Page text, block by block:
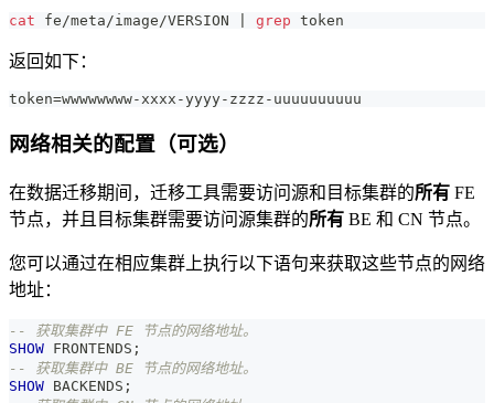
cat fe/meta/image/VERSION grep token
返回如下：
token=wwwwwwww-xxxx-yyyy-zzzz-uuuuuuuuuu
网络相关的配置（可选）
在数据迁移期间，迁移工具需要访问源和目标集群的所有 FE
节点，并且目标集群需要访问源集群的所有 BE 和 CN 节点。
您可以通过在相应集群上执行以下语句来获取这些节点的网络
地址：
-- 获取集群中 FE 节点的网络地址。
SHOW FRONTENDS ;
-- 获取集群中 BE 节点的网络地址。
SHOW BACKENDS ;